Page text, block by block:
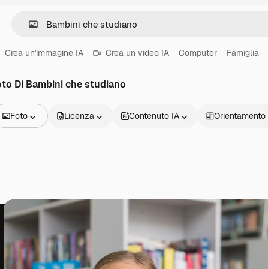
Crea un'immagine IA Crea un video IA Computer Famiglia
Di Bambini che studiano
Foto
video
graphic
di video
3D
Licenza Contenuto IA Orientamento
Prodotti